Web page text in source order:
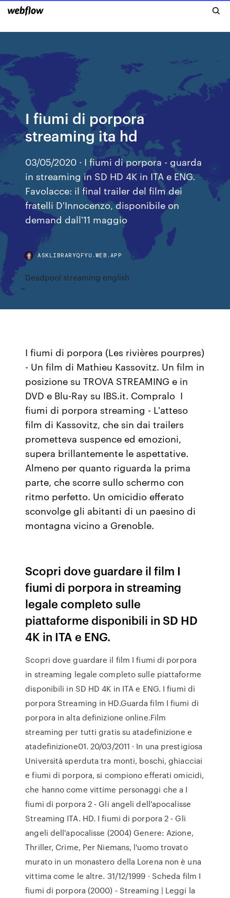
I fiumi di porpora
streaming ita hd
03/05/2020 · I fiumi di porpora - guarda
in streaming in SD HD 4K in ITA e ENG.
Favolacce: il final trailer del film dei
fratelli D'Innocenzo, disponibile on
demand dall'11 maggio
ASKLIBRARYQFYU.WEB.APP
Deadpool streaming english
I fiumi di porpora (Les rivières pourpres)
- Un film di Mathieu Kassovitz. Un film in
posizione su TROVA STREAMING e in
DVD e Blu-Ray su IBS.it. Compralo I
fiumi di porpora streaming - L'atteso
film di Kassovitz, che sin dai trailers
prometteva suspence ed emozioni,
supera brillantemente le aspettative.
Almeno per quanto riguarda la prima
parte, che scorre sullo schermo con
ritmo perfetto. Un omicidio efferato
sconvolge gli abitanti di un paesino di
montagna vicino a Grenoble.
Scopri dove guardare il film I
fiumi di porpora in streaming
legale completo sulle
piattaforme disponibili in SD HD
4K in ITA e ENG.
Scopri dove guardare il film I fiumi di porpora
in streaming legale completo sulle piattaforme
disponibili in SD HD 4K in ITA e ENG. I fiumi di
porpora Streaming in HD.Guarda film I fiumi di
porpora in alta definizione online.Film
streaming per tutti gratis su atadefinizione e
atadefinizione01. 20/03/2011 · In una prestigiosa
Università sperduta tra monti, boschi, ghiacciai
e fiumi di porpora, si compiono efferati omicidi,
che hanno come vittime personaggi che a I
fiumi di porpora 2 - Gli angeli dell'apocalisse
Streaming ITA. HD. I fiumi di porpora 2 - Gli
angeli dell'apocalisse (2004) Genere: Azione,
Thriller, Crime, Per Niemans, l'uomo trovato
murato in un monastero della Lorena non è una
vittima come le altre. 31/12/1999 · Scheda film I
fiumi di porpora (2000) - Streaming | Leggi la